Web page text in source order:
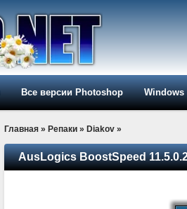
Все версии Photoshop Windows
Главная » Репаки » Diakov »
AusLogics BoostSpeed